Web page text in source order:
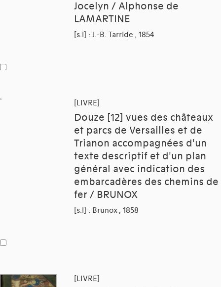
Jocelyn / Alphonse de
LAMARTINE
[s.l] : J.-B. Tarride , 1854
[LIVRE]
Douze [12] vues des châteaux
et parcs de Versailles et de
Trianon accompagnées d'un
texte descriptif et d'un plan
général avec indication des
embarcadères des chemins de
fer / BRUNOX
[s.l] : Brunox , 1858
[LIVRE]